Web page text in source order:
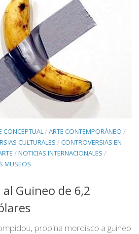
CONCEPTUAL/ARTE CONTEMPORÁNEO /
CULTURALES /CONTROVERSIAS EN
/NOTICIAS INTERNACIONALES /
MUSEOS
Guineo de 6,2
propina mordisco a guineo